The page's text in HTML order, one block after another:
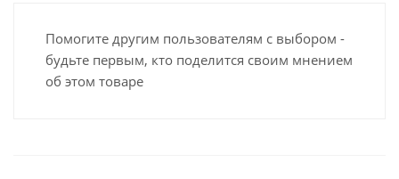
Помогите другим пользователям с выбором -
будьте первым, кто поделится своим мнением
об этом товаре